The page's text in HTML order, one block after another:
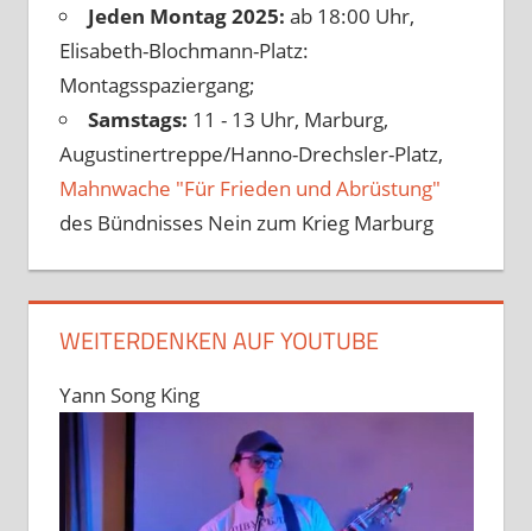
Jeden Montag 2025: ab 18:00 Uhr,
Elisabeth-Blochmann-Platz:
Montagsspaziergang;
Samstags: 11 - 13 Uhr, Marburg,
Augustinertreppe/Hanno-Drechsler-Platz,
Mahnwache "Für Frieden und Abrüstung"
des Bündnisses Nein zum Krieg Marburg
WEITERDENKEN AUF YOUTUBE
Yann Song King